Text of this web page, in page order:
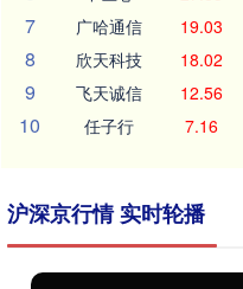
7 广哈通信 19.03
8 欣天科技 18.02
9 飞天诚信 12.56
10 任子行 7.16
沪深京行情 实时轮播